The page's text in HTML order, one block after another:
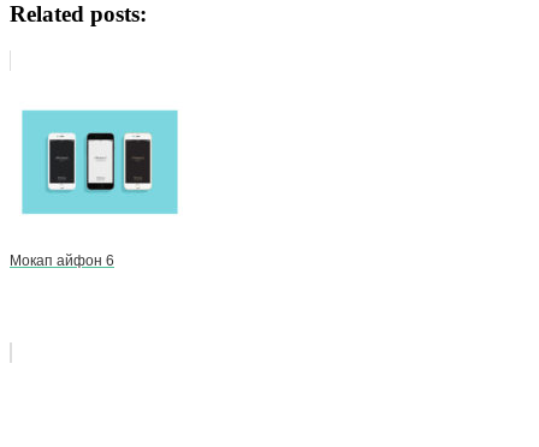
Related posts:
Мокап айфон 6